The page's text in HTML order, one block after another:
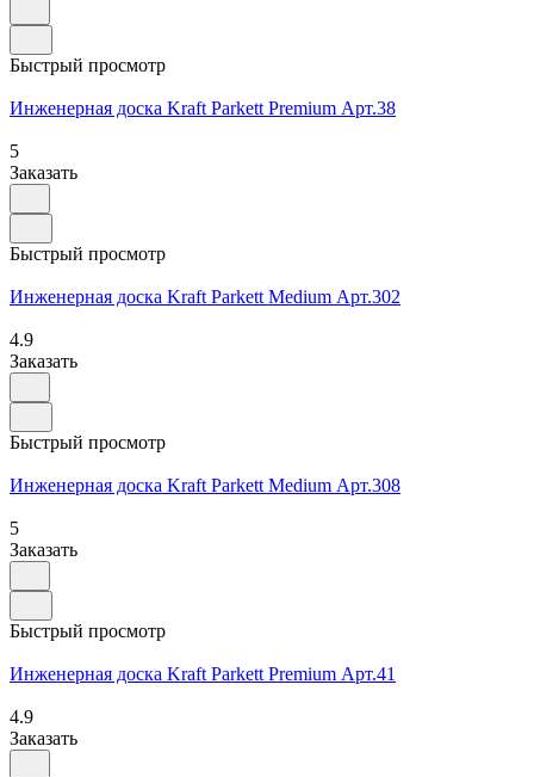
Быстрый просмотр
Инженерная доска Kraft Parkett Premium Арт.38
5
Заказать
Быстрый просмотр
Инженерная доска Kraft Parkett Medium Арт.302
4.9
Заказать
Быстрый просмотр
Инженерная доска Kraft Parkett Medium Арт.308
5
Заказать
Быстрый просмотр
Инженерная доска Kraft Parkett Premium Арт.41
4.9
Заказать